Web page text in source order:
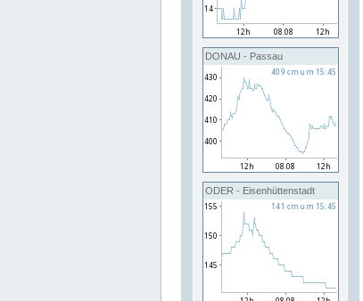
DONAU - Passau
ODER - Eisenhüttenstadt